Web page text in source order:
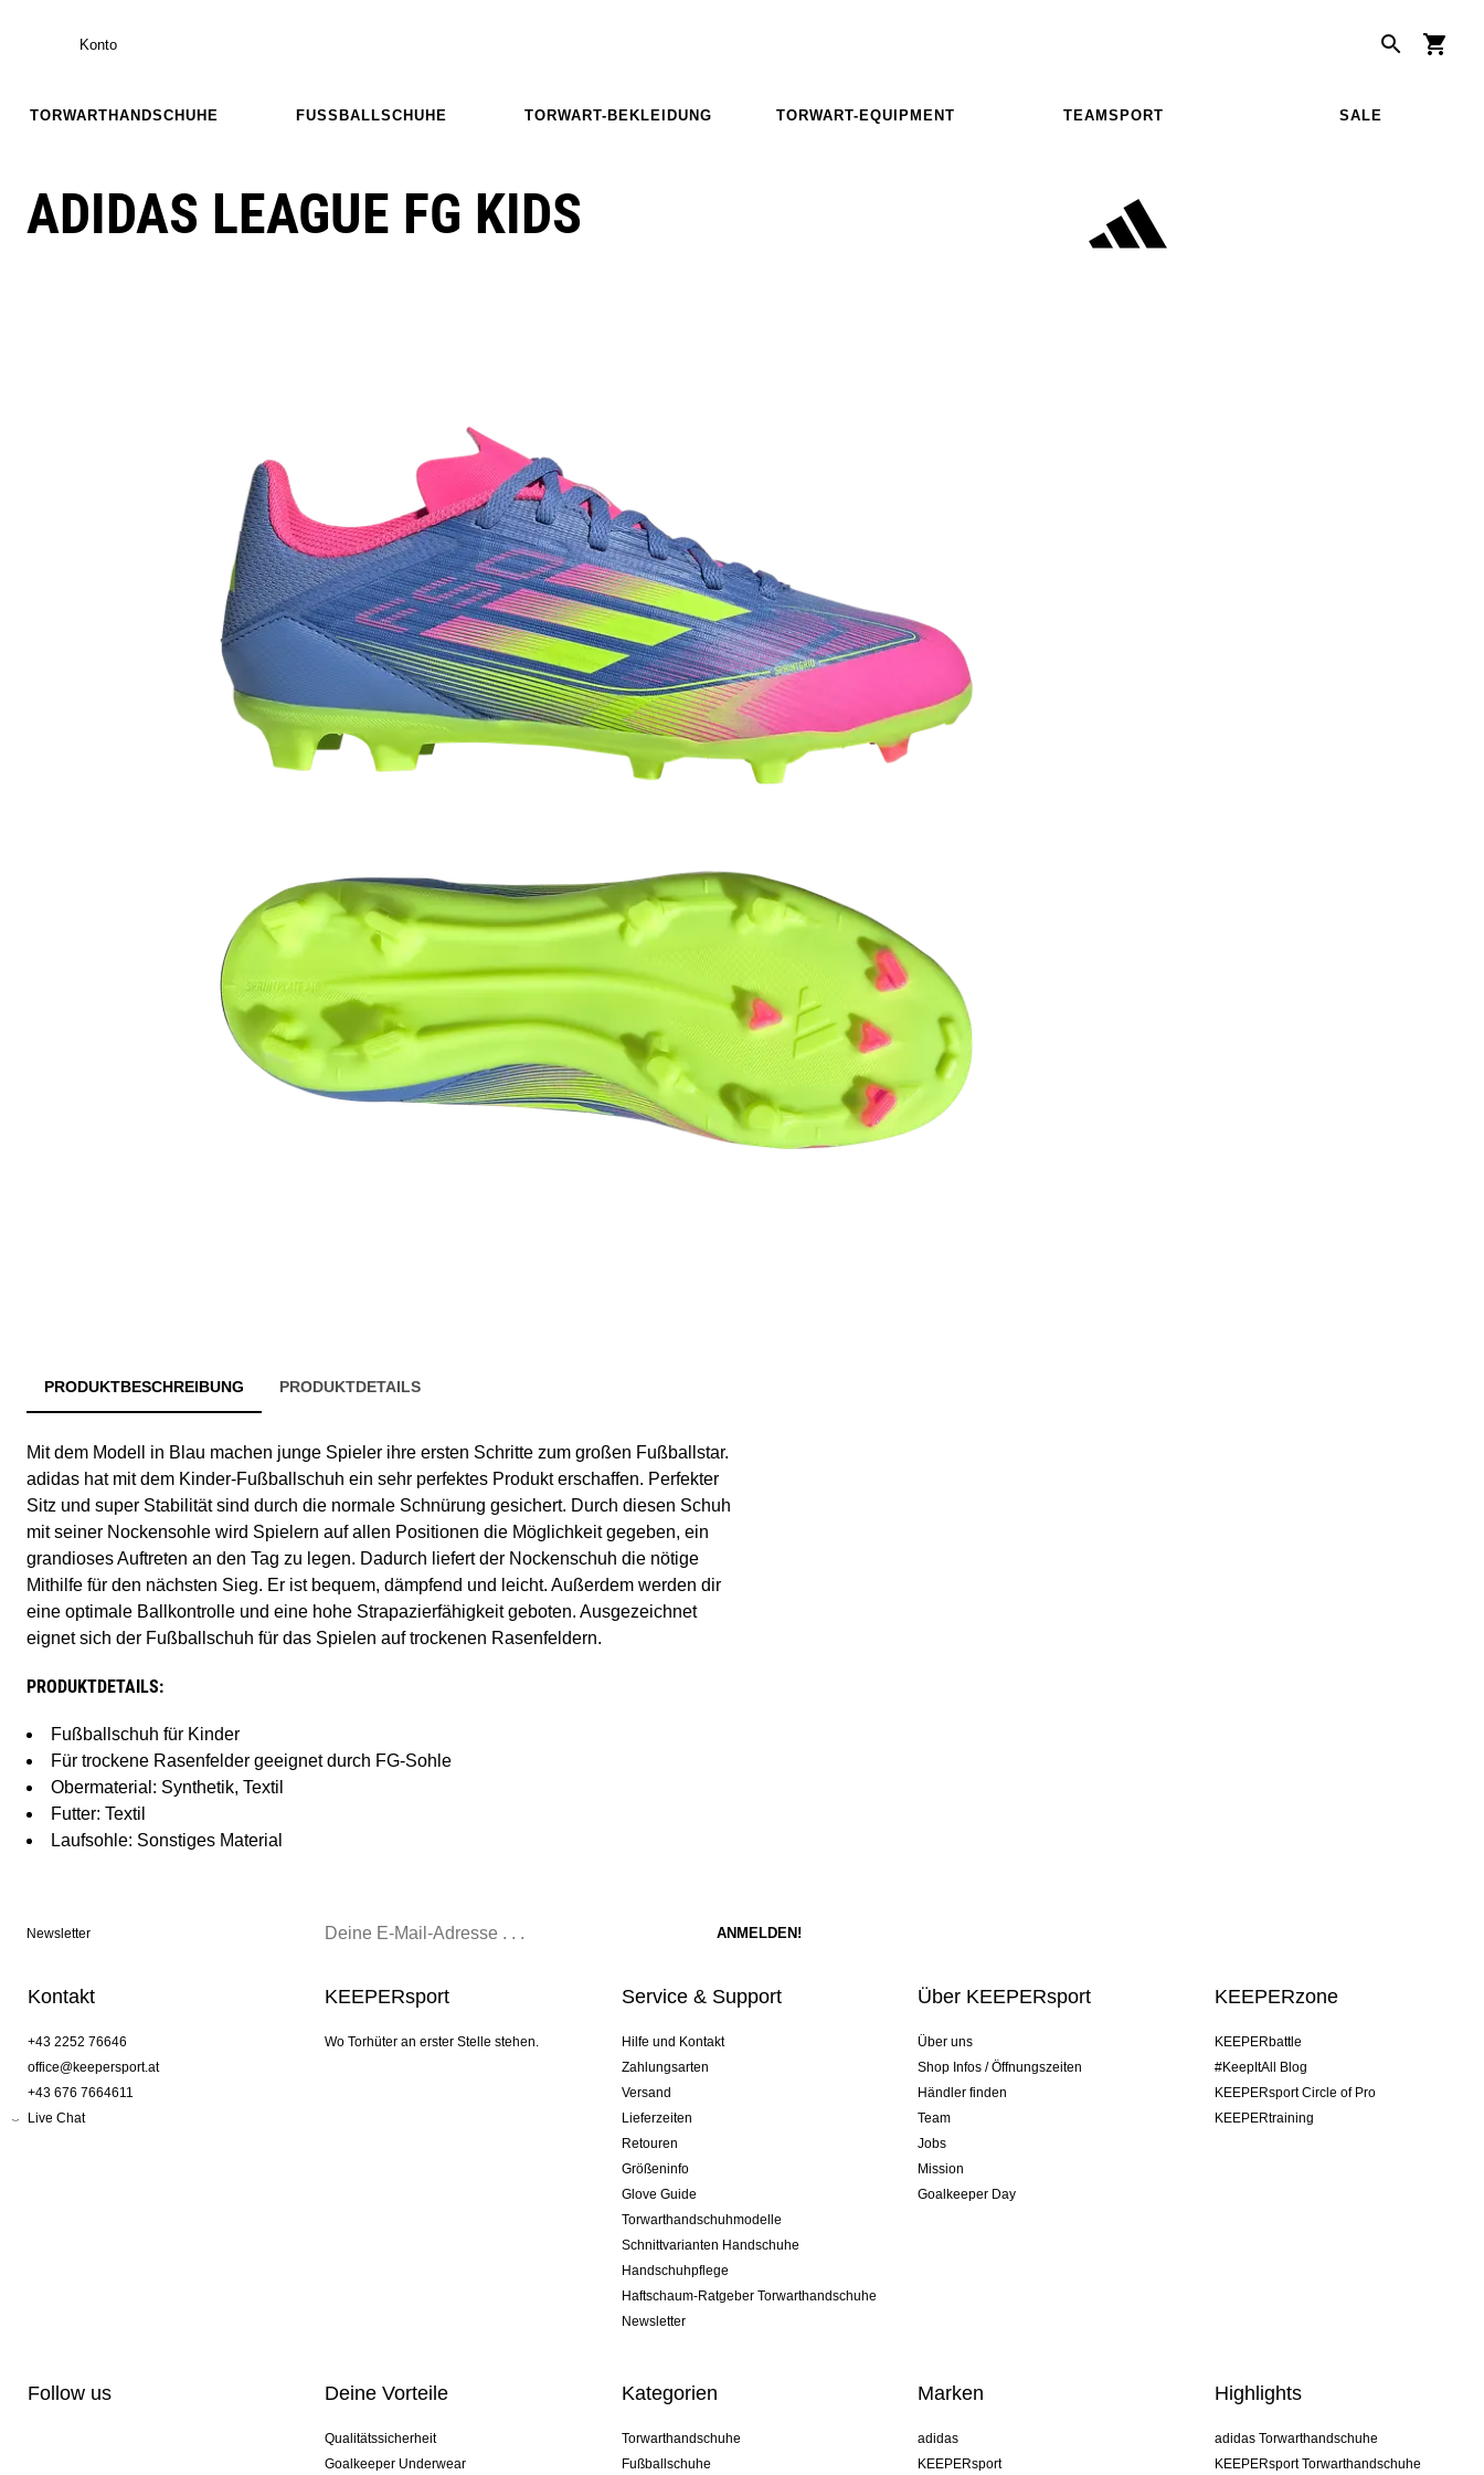
Konto
TORWARTHANDSCHUHE FUSSBALLSCHUHE TORWART-BEKLEIDUNG TORWART-EQUIPMENT TEAMSPORT SALE
ADIDAS LEAGUE FG KIDS
PRODUKTBESCHREIBUNG PRODUKTDETAILS
Mit dem Modell in Blau machen junge Spieler ihre ersten Schritte zum großen Fußballstar.
adidas hat mit dem Kinder-Fußballschuh ein sehr perfektes Produkt erschaffen. Perfekter
Sitz und super Stabilität sind durch die normale Schnürung gesichert. Durch diesen Schuh
mit seiner Nockensohle wird Spielern auf allen Positionen die Möglichkeit gegeben, ein
grandioses Auftreten an den Tag zu legen. Dadurch liefert der Nockenschuh die nötige
Mithilfe für den nächsten Sieg. Er ist bequem, dämpfend und leicht. Außerdem werden dir
eine optimale Ballkontrolle und eine hohe Strapazierfähigkeit geboten. Ausgezeichnet
eignet sich der Fußballschuh für das Spielen auf trockenen Rasenfeldern.
PRODUKTDETAILS:
Fußballschuh für Kinder
Für trockene Rasenfelder geeignet durch FG-Sohle
Obermaterial: Synthetik, Textil
Futter: Textil
Laufsohle: Sonstiges Material
Newsletter
Kontakt
+43 2252 76646
office@keepersport.at
+43 676 7664611
Live Chat
KEEPERsport
Wo Torhüter an erster Stelle stehen.
Service & Support
Hilfe und Kontakt
Zahlungsarten
Versand
Lieferzeiten
Retouren
Größeninfo
Glove Guide
Torwarthandschuhmodelle
Schnittvarianten Handschuhe
Handschuhpflege
Haftschaum-Ratgeber Torwarthandschuhe
Newsletter
Über KEEPERsport
Über uns
Shop Infos / Öffnungszeiten
Händler finden
Team
Jobs
Mission
Goalkeeper Day
KEEPERzone
KEEPERbattle
#KeepItAll Blog
KEEPERsport Circle of Pro
KEEPERtraining
Follow us Deine Vorteile
Qualitätssicherheit
Goalkeeper Underwear
Kategorien
Torwarthandschuhe
Fußballschuhe
Marken
adidas
KEEPERsport
Highlights
adidas Torwarthandschuhe
KEEPERsport Torwarthandschuhe